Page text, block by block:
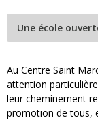
Une école
Au Centre Saint
attention
leur cheminement
promotion de tous,